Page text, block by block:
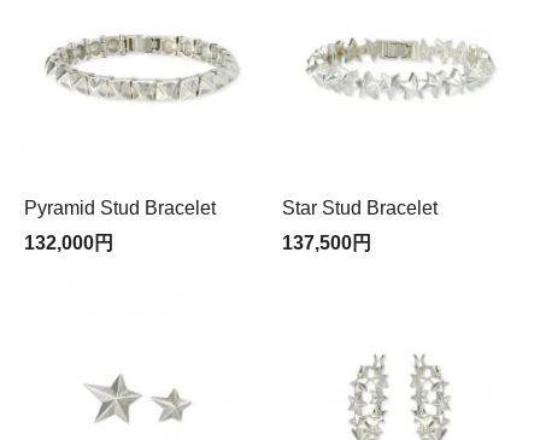
Pyramid Stud Bracelet
132,000円
Star Stud Bracelet
137,500円